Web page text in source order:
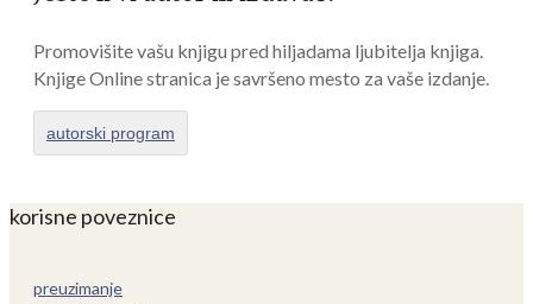
Promovišite vašu knjigu pred hiljadama ljubitelja knjiga.
Knjige Online stranica je savršeno mesto za vaše izdanje.
autorski program
korisne poveznice
preuzimanje